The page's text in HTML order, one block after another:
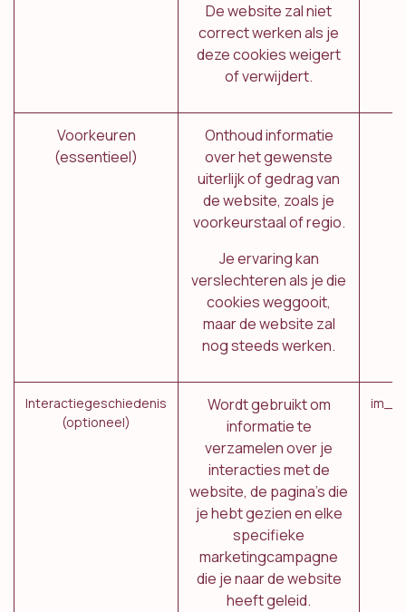
De website zal niet
correct werken als je
deze cookies weigert
of verwijdert.
Voorkeuren
(essentieel)
Onthoud informatie
over het gewenste
uiterlijk of gedrag van
de website, zoals je
voorkeurstaal of regio.
Je ervaring kan
verslechteren als je die
cookies weggooit,
maar de website zal
nog steeds werken.
Interactiegeschiedenis
(optioneel)
Wordt gebruikt om
informatie te
verzamelen over je
interacties met de
website, de pagina's die
je hebt gezien en elke
specifieke
marketingcampagne
die je naar de website
heeft geleid.